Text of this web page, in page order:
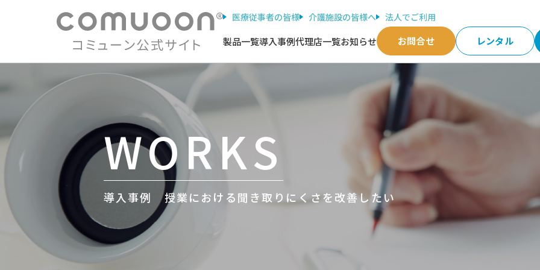
医療従事者の皆様 介護施設の皆様へ 法人でご利用
製品一覧導入事例代理店一覧お知らせ お問合せ レンタル
WORKS
導入事例 授業における聞き取りにくさを改善したい